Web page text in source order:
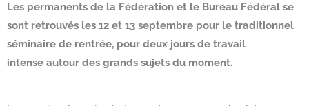
Les permanents de la Fédération et le Bureau Fédéral se
sont retrouvés les 12 et 13 septembre pour le traditionnel
séminaire de rentrée, pour deux jours de travail
intense autour des grands sujets du moment.